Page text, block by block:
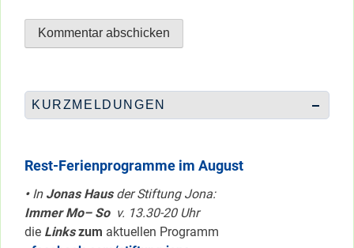
KURZMELDUNGEN
Rest-Ferienprogramme im August
•InJonas Hausder Stiftung Jona:
Immer Mo– So v. 13.30-20 Uhr
die Linkszum aktuellen Programm